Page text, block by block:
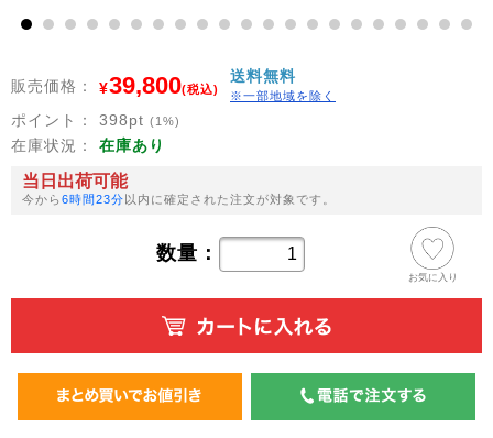
10 11 12 13 14 15 16 17 18 19 20
販売価格： ¥39,800(税込)
送料無料
※一部地域を除く
ポイント： 398pt (1%)
在庫状況： 在庫あり
当日出荷可能
今から6時間23分以内に確定された注文が対象です。
数量：
お気に入り